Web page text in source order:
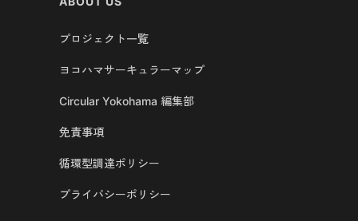
プロジェクト一覧
ヨコハマサーキュラーマップ
Circular Yokohama 編集部
免責事項
循環型調達ポリシー
プライバシーポリシー